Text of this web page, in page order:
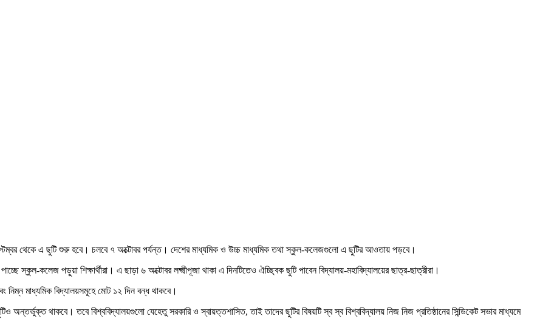
থেকে এ ছুটি শুরু হবে। চলবে ৭ অক্টোবর পর্যন্ত। দেশের মাধ্যমিক ও উচ্চ মাধ্যমিক তথা স্কুল-কলেজগুলো এ ছুটির আওতায় পড়বে।
স্কুল-কলেজ পড়ুয়া শিক্ষার্থীরা। এ ছাড়া ৬ অক্টোবর লক্ষ্মীপূজা থাকা এ দিনটিতেও ঐচ্ছ্বিক ছুটি পাবেন বিদ্যালয়-মহাবিদ্যালয়ের ছাত্র-ছাত্রীরা।
নিম্ন মাধ্যমিক বিদ্যালয়সমূহে মোট ১২ দিন বন্ধ থাকবে।
অন্তর্ভুক্ত থাকবে। তবে বিশ্ববিদ্যালয়গুলো যেহেতু সরকারি ও স্বায়ত্তশাসিত, তাই তাদের ছুটির বিষয়টি স্ব স্ব বিশ্ববিদ্যালয় নিজ নিজ প্রতিষ্ঠানের সিন্ডিকেট সভার মাধ্যমে